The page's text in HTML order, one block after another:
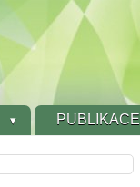
PUBLIKACE